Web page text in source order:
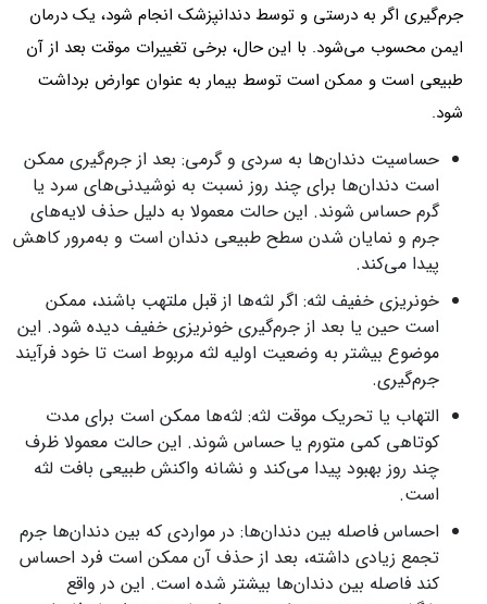
جرم‌گیری اگر به درستی و توسط دندانپزشک انجام شود، یک درمان
ایمن محسوب می‌شود. با این حال، برخی تغییرات موقت بعد از آن
طبیعی است و ممکن است توسط بیمار به عنوان عوارض برداشت
شود.
حساسیت دندان‌ها به سردی و گرمی: بعد از جرم‌گیری ممکن
است دندان‌ها برای چند روز نسبت به نوشیدنی‌های سرد یا
گرم حساس شوند. این حالت معمولا به دلیل حذف لایه‌های
جرم و نمایان شدن سطح طبیعی دندان است و به‌مرور کاهش
پیدا می‌کند.
خونریزی خفیف لثه: اگر لثه‌ها از قبل ملتهب باشند، ممکن
است حین یا بعد از جرم‌گیری خونریزی خفیف دیده شود. این
موضوع بیشتر به وضعیت اولیه لثه مربوط است تا خود فرآیند
جرم‌گیری.
التهاب یا تحریک موقت لثه: لثه‌ها ممکن است برای مدت
کوتاهی کمی متورم یا حساس شوند. این حالت معمولا ظرف
چند روز بهبود پیدا می‌کند و نشانه واکنش طبیعی بافت لثه
است.
احساس فاصله بین دندان‌ها: در مواردی که بین دندان‌ها جرم
تجمع زیادی داشته، بعد از حذف آن ممکن است فرد احساس
کند فاصله بین دندان‌ها بیشتر شده است. این در واقع